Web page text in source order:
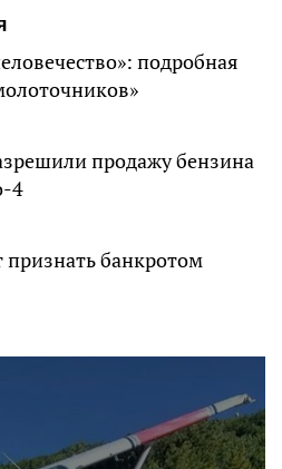
подробная
продажу бензина
4
банкротом